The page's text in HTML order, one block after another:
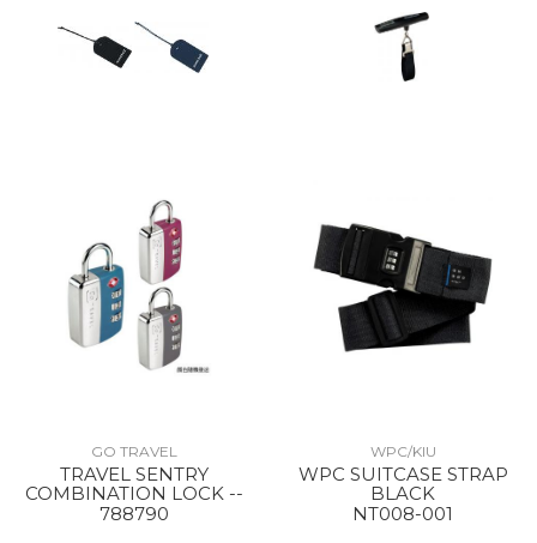
GO TRAVEL
TRAVEL SENTRY
COMBINATION LOCK --
788790
WPC/KIU
WPC SUITCASE STRAP
BLACK
NT008-001